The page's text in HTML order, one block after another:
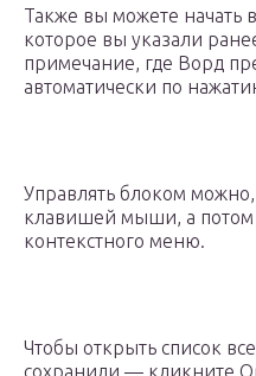
Также вы можете начать
которое вы указали
примечание, где Ворд
автоматически по
Управлять блоком
клавишей мыши, а
контекстного меню.
Чтобы открыть список
сохранили — кликните